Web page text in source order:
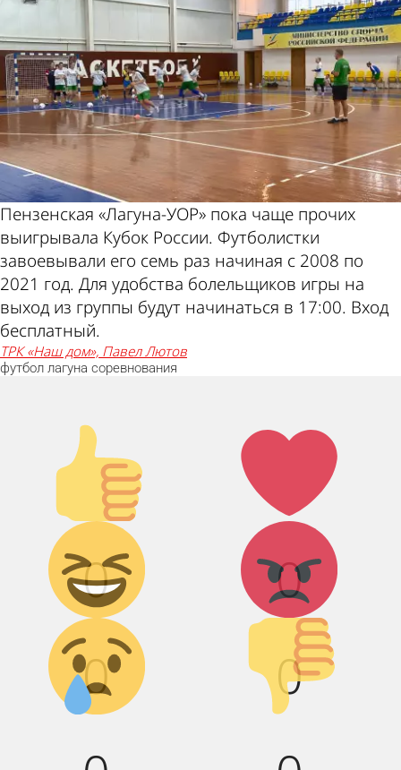
Пензенская «Лагуна-УОР» пока чаще прочих
выигрывала Кубок России. Футболистки
завоевывали его семь раз начиная с 2008 по
2021 год. Для удобства болельщиков игры на
выход из группы будут начинаться в 17:00. Вход
бесплатный.
ТРК «Наш дом», Павел Лютов
футбол лагуна соревнования
Палец
вверх!
0
Лайк!
0
Дикий смех!
0
Агрессия!
0
Грусть :(
Палец